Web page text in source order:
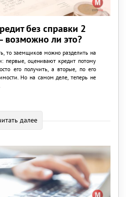
без справки 2
ли это?
то заемщиков можно разделить на
первые, оценивают кредит потому
его получить, а вторые, по его
Но на самом деле, теперь не
далее